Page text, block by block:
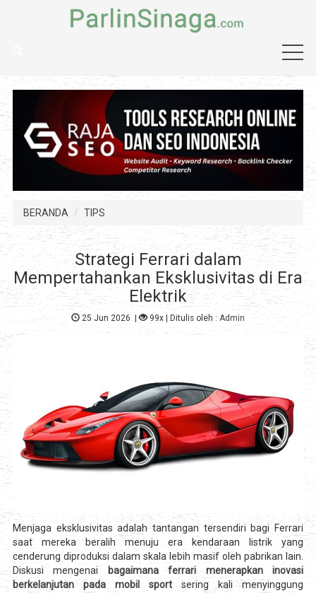
BERANDA TIPS
Strategi Ferrari dalam
Mempertahankan Eksklusivitas di Era
Elektrik
25 Jun 2026 | 99x| Ditulis oleh : Admin
Menjaga eksklusivitas adalah tantangan tersendiri bagi Ferrari
saat mereka beralih menuju era kendaraan listrik yang
cenderung diproduksi dalam skala lebih masif oleh pabrikan lain.
Diskusi mengenai
bagaimana ferrari menerapkan inovasi
berkelanjutan pada mobil sportsering kali menyinggung